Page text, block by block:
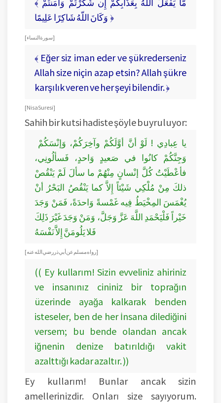
وَكَانَ اللّهُ شَاكِرًا عَلِيمًا ﴿
[ سورة النساء ]
﴾ Eğer siz iman eder ve şükrederseniz
Allah size niçin azap etsin? Allah şükre
karşılık veren ve her şeyi bilendir. ﴿
[ Nisa Suresi ]
Sahih bir kutsi hadiste şöyle buyruluyor:
وَجِنَّكُمْ كانُوا في صَعيدٍ وَاحدٍ، فَسألُونِي،
فأعْطَيْتُ كُلَّ إنْسانٍ مِنْهُمْ ما سألَ لَمْ يَنْقُصْ
ذلكَ مِنْ مُلْكِي شَيْئاً إِلاَّ كما يَنْقُصُ البَحْرُ أنْ
يُغْمَسَ المِخْيَطُ فِيه غَمْسةً وَاحدَةً، فَمَنْ وَجَدَ
خَيْراً فَلْيَحْمَدِ اللَّهَ عَزَّ وَجَلَّ، وَمَنْ وَجَدَ غَيْرَ ذَلِكَ
[ رواه مسلم عن أبي ذر رضي الله عنه ]
(( Ey kullarım! Sizin evveliniz ahiriniz
ve insanınız cininiz bir toprağın
üzerinde ayağa kalkarak benden
isteseler, ben de her İnsana dilediğini
versem; bu bende olandan ancak
iğnenin denize batırıldığı vakit
azalttığı kadar azaltır. ))
Ey kullarım! Bunlar ancak sizin
amellerinizdir. Onları size sayıyorum.